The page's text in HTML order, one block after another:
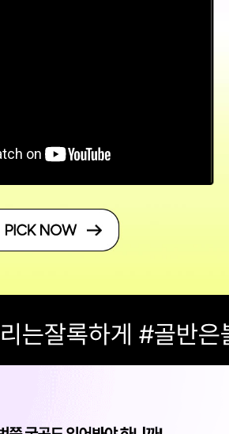
는잘록하게 #골반은